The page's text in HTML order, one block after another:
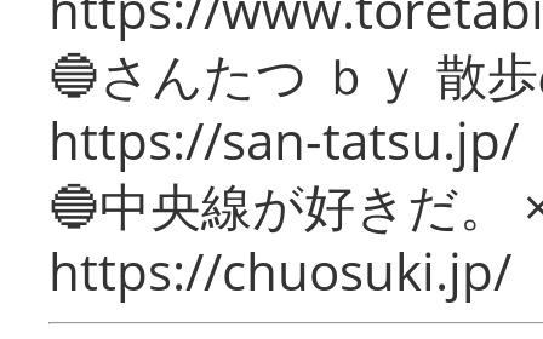
🔵さんたつ ｂｙ 散
https://san-tatsu.jp/
🔵中央線が好きだ。
https://chuosuki.jp/